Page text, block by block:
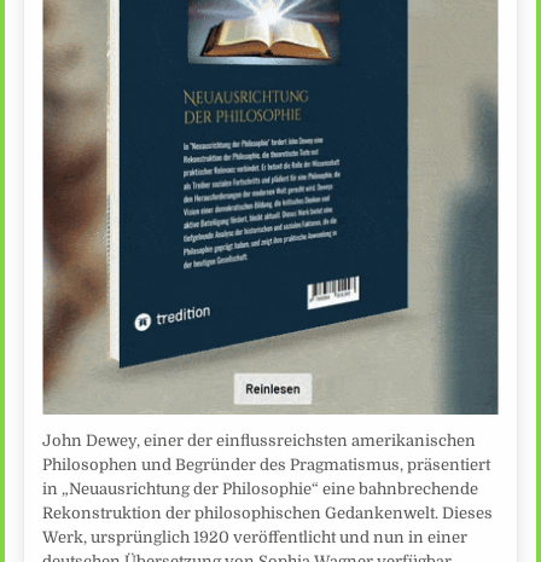
John Dewey, einer der einflussreichsten amerikanischen
Philosophen und Begründer des Pragmatismus, präsentiert
in „Neuausrichtung der Philosophie“ eine bahnbrechende
Rekonstruktion der philosophischen Gedankenwelt. Dieses
Werk, ursprünglich 1920 veröffentlicht und nun in einer